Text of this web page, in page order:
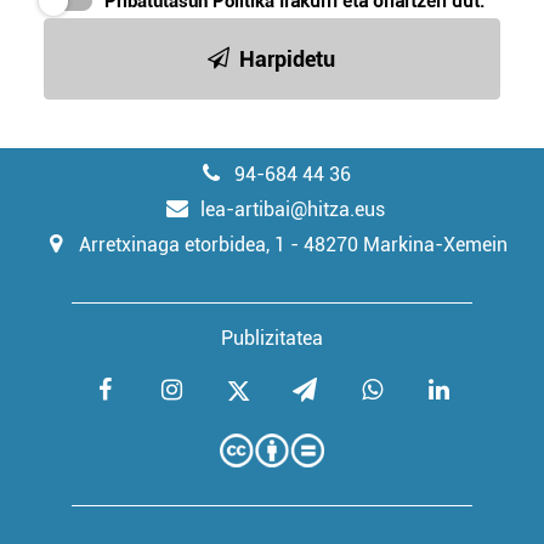
Harpidetu
94-684 44 36
lea-artibai@hitza.eus
Arretxinaga etorbidea, 1 - 48270 Markina-Xemein
Publizitatea